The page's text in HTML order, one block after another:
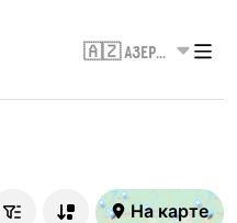
🇦🇿 Азербайджан
На карте